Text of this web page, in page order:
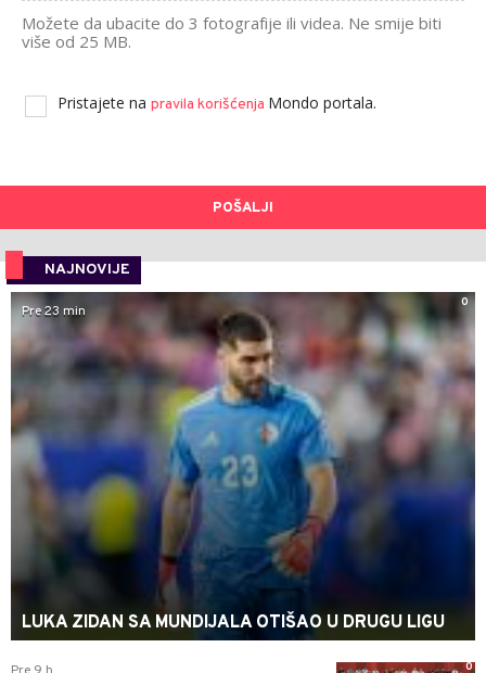
Možete da ubacite do 3 fotografije ili videa. Ne smije biti
više od 25 MB.
Pristajete na pravila korišćenja Mondo portala.
POŠALJI
NAJNOVIJE
0
Pre 23 min
LUKA ZIDAN SA MUNDIJALA OTIŠAO U DRUGU LIGU
0